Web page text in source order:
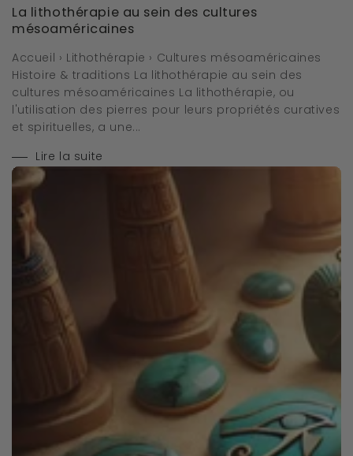
La lithothérapie au sein des cultures
mésoaméricaines
Accueil › Lithothérapie › Cultures mésoaméricaines
Histoire & traditions La lithothérapie au sein des
cultures mésoaméricaines La lithothérapie, ou
l'utilisation des pierres pour leurs propriétés curatives
et spirituelles, a une...
Lire la suite